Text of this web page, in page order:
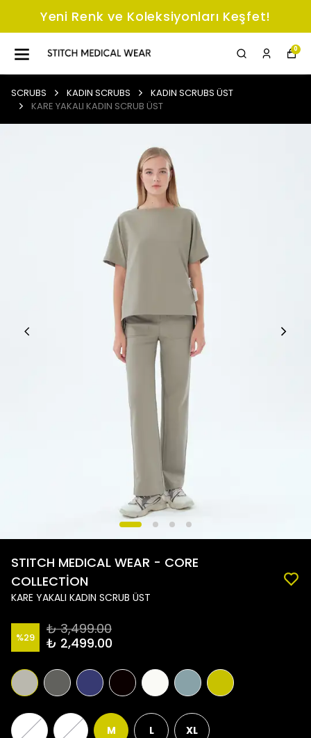
Yeni Renk ve Koleksiyonları Keşfet!
0
SCRUBS KADIN SCRUBS
KADIN SCRUBS ÜST
KARE YAKALI KADIN SCRUB ÜST
STITCH MEDICAL WEAR - CORE
COLLECTİON
KARE YAKALI KADIN SCRUB ÜST
%29
₺ 3,499.00
₺ 2,499.00
XS S M L XL